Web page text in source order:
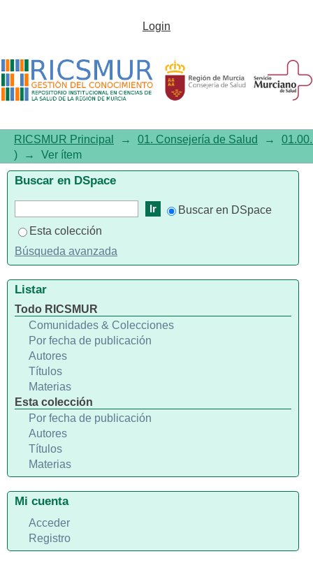
Boletín Epidemiológico de
Número 716, mayo. Indicadores
de salud en la Región de Murcia
Login
RICSMUR Principal → 01. Consejería de Salud →
)
→ Ver ítem
Buscar en DSpace
Buscar en DSpace
Esta colección
Búsqueda avanzada
Listar
Todo RICSMUR
Comunidades & Colecciones
Por fecha de publicación
Autores
Títulos
Materias
Esta colección
Por fecha de publicación
Autores
Títulos
Materias
Mi cuenta
Acceder
Registro